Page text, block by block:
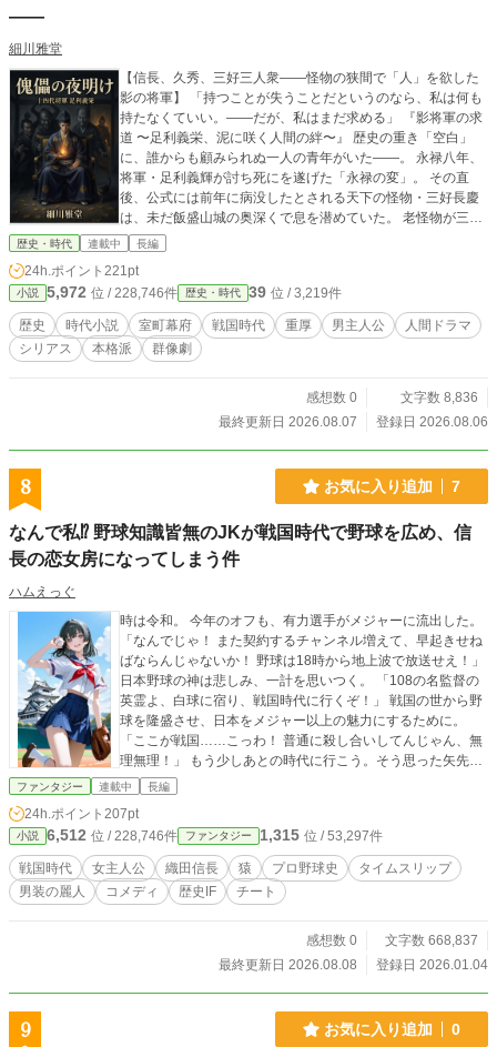
――
細川雅堂
【信長、久秀、三好三人衆――怪物の狭間で「人」を欲した
影の将軍】 「持つことが失うことだというのなら、私は何も
持たなくていい。――だが、私はまだ求める」 『影将軍の求
道 〜足利義栄、泥に咲く人間の絆〜』 歴史の重き「空白」
に、誰からも顧みられぬ一人の青年がいた――。 永禄八年、
将軍・足利義輝が討ち死にを遂げた「永禄の変」。 その直
後、公式には前年に病没したとされる天下の怪物・三好長慶
は、未だ飯盛山城の奥深くで息を潜めていた。 老怪物が三人
衆の思惑を裏切り、阿波の片田舎から呼び寄せたのは、足利
績も人望もなく、一匹の野良猫にすら拒絶されるほどの底知
れぬ孤独を知る義栄。 彼は「将軍という器さえ得れば、人は
おのずと集まり、孤独は終わる」という盲目的な確信を胸
に、他者の欲望の濁流へと身を投じていく。 しかし、病床の
長慶が遺した『持つとは、時を留めようとして失うことだ』
『人は集まらん、人の欲が集まる』という冷徹な実相は、や
がて美しく磨き上げられた将軍の器に致命的な「裂け目」を
との繋がりに狂おしく執着する義栄。だが、東天から圧倒的
な「焔」の速度をもって襲来した織田信長は、彼が命がけで
に焼き尽くしていく。 征夷大将軍の座を追われ、すべてを奪
われ、文字通り空っぽになって再び阿波の土を踏んだ「影の
境の泥道であった。 強者が弱者を踏み潰す乱世の果てに、何
も持たぬ敗者となった青年は、なぜなおも拒絶を恐れず、
人々の温もりを求めて手を伸ばし続けたのか？ 信長の焔でさ
えも焼き尽くすことのできなかった、足利義栄という一人の
人間の、孤独で、しかし最も人間らしい救いと「答」に迫
る、凄絶なる歴史巨編。
歴史・時代 連載中 長編
24h.ポイント 221pt
小説 5,972 位 / 228,746件 歴史・時代 39 位 / 3,219件
歴史 時代小説 室町幕府 戦国時代 重厚 男主人公
人間ドラマ
シリアス
本格派 群像劇
感想数 0
文字数 8,836
最終更新日 2026.08.07
登録日 2026.08.06
8 お気に入り追加 7
なんで私⁉ 野球知識皆無のJKが戦国時代で野球を広め、信
長の恋女房になってしまう件
ハムえっぐ
時は令和。 今年のオフも、有力選手がメジャーに流出した。
「なんでじゃ！ また契約するチャンネル増えて、早起きせね
ばならんじゃないか！ 野球は18時から地上波で放送せえ！」
日本野球の神は悲しみ、一計を思いつく。 「108の名監督の
英霊よ、白球に宿り、戦国時代に行くぞ！」 戦国の世から野
球を隆盛させ、日本をメジャー以上の魅力にするために。
「ここが戦国……こっわ！ 普通に殺し合いしてんじゃん、無
理無理！」 もう少しあとの時代に行こう。そう思った矢先。
――108の白球はキラリと光を放ち、天へと散らばっていっ
よ。ショーヘイ出てきたらどうしよう、サイン貰って一緒に
撮影して、ワクワク……え？ 現役とドラフト候補生NG？ く
そう、とりあえず戦国でも図太く生き残れる奴来い！」 こう
して戦国✕英霊ボール✕令和JK✕信長による、笑いあり、涙あ
り、意外と史実通りの波乱万丈の戦国野球史が幕を開けた。
ファンタジー 連載中 長編
24h.ポイント 207pt
小説 6,512 位 / 228,746件 ファンタジー 1,315 位 / 53,297件
戦国時代 女主人公 織田信長 猿 プロ野球史
タイムスリップ
男装の麗人
コメディ 歴史IF チート
感想数 0
文字数 668,837
最終更新日 2026.08.08
登録日 2026.01.04
9 お気に入り追加 0